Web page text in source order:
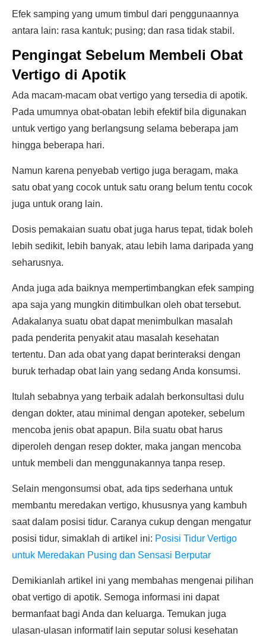
Efek samping yang umum timbul dari penggunaannya
antara lain: rasa kantuk; pusing; dan rasa tidak stabil.
Pengingat Sebelum Membeli Obat
Vertigo di Apotik
Ada macam-macam obat vertigo yang tersedia di apotik.
Pada umumnya obat-obatan lebih efektif bila digunakan
untuk vertigo yang berlangsung selama beberapa jam
hingga beberapa hari.
Namun karena penyebab vertigo juga beragam, maka
satu obat yang cocok untuk satu orang belum tentu cocok
juga untuk orang lain.
Dosis pemakaian suatu obat juga harus tepat, tidak boleh
lebih sedikit, lebih banyak, atau lebih lama daripada yang
seharusnya.
Anda juga ada baiknya mempertimbangkan efek samping
apa saja yang mungkin ditimbulkan oleh obat tersebut.
Adakalanya suatu obat dapat menimbulkan masalah
pada penderita penyakit atau masalah kesehatan
tertentu. Dan ada obat yang dapat berinteraksi dengan
buruk terhadap obat lain yang sedang Anda konsumsi.
Itulah sebabnya yang terbaik adalah berkonsultasi dulu
dengan dokter, atau minimal dengan apoteker, sebelum
mencoba jenis obat apapun. Bila suatu obat harus
diperoleh dengan resep dokter, maka jangan mencoba
untuk membeli dan menggunakannya tanpa resep.
Selain mengonsumsi obat, ada tips sederhana untuk
membantu meredakan vertigo, khususnya yang kambuh
saat dalam posisi tidur. Caranya cukup dengan mengatur
posisi tidur, simaklah di artikel ini: Posisi Tidur Vertigo
untuk Meredakan Pusing dan Sensasi Berputar
Demikianlah artikel ini yang membahas mengenai pilihan
obat vertigo di apotik. Semoga informasi ini dapat
bermanfaat bagi Anda dan keluarga. Temukan juga
ulasan-ulasan informatif lain seputar solusi kesehatan